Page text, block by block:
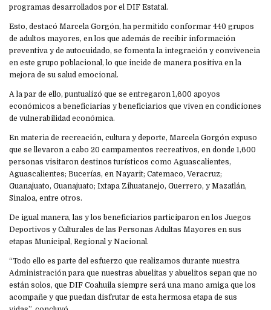
programas desarrollados por el DIF Estatal.
Esto, destacó Marcela Gorgón, ha permitido conformar 440 grupos
de adultos mayores, en los que además de recibir información
preventiva y de autocuidado, se fomenta la integración y convivencia
en este grupo poblacional, lo que incide de manera positiva en la
mejora de su salud emocional.
A la par de ello, puntualizó que se entregaron 1,600 apoyos
económicos a beneficiarias y beneficiarios que viven en condiciones
de vulnerabilidad económica.
En materia de recreación, cultura y deporte, Marcela Gorgón expuso
que se llevaron a cabo 20 campamentos recreativos, en donde 1,600
personas visitaron destinos turísticos como Aguascalientes,
Aguascalientes; Bucerías, en Nayarit; Catemaco, Veracruz;
Guanajuato, Guanajuato; Ixtapa Zihuatanejo, Guerrero, y Mazatlán,
Sinaloa, entre otros.
De igual manera, las y los beneficiarios participaron en los Juegos
Deportivos y Culturales de las Personas Adultas Mayores en sus
etapas Municipal, Regional y Nacional.
“Todo ello es parte del esfuerzo que realizamos durante nuestra
Administración para que nuestras abuelitas y abuelitos sepan que no
están solos, que DIF Coahuila siempre será una mano amiga que los
acompañe y que puedan disfrutar de esta hermosa etapa de sus